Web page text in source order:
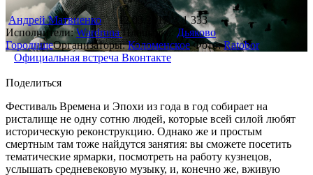
Андрей Матвиенко 12.03.2017
1 333
Исполнители:WardrunaПлощадка: Дьяково
ГородищеОрганизаторы:Коломенское Фото:Ratobor
Официальная встреча Вконтакте
Поделиться
Фестиваль Времена и Эпохи из года в год собирает на
ристалище не одну сотню людей, которые всей силой любят
историческую реконструкцию. Однако же и простым
смертным там тоже найдутся занятия: вы сможете посетить
тематические ярмарки, посмотреть на работу кузнецов,
услышать средневековую музыку, и, конечно же, вживую